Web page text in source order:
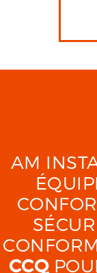
AM
CCQ